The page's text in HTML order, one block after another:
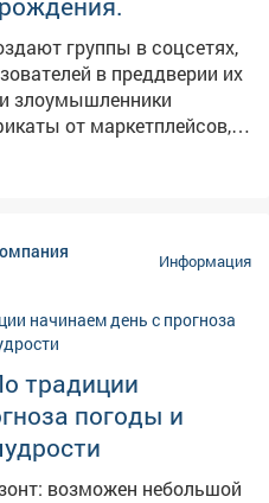
группы в соцсетях,
в преддверии их
злоумышленники
от маркетплейсов,
по случаю
по ссылке опасно,
Пользователь рискует
мошенникам
акциях
на своих официальных
Информация
традиции
погоды и
возможен небольшой